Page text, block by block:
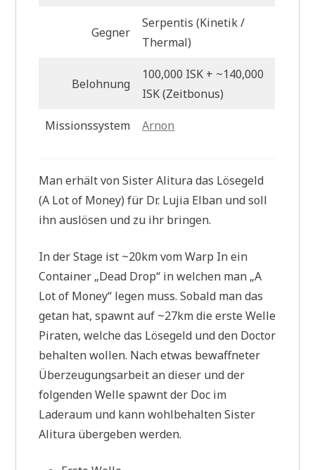
Gegner
Serpentis (Kinetik /
Thermal)
Belohnung
100,000 ISK + ~140,000
ISK (Zeitbonus)
Missionssystem Arnon
Man erhält von Sister Alitura das Lösegeld
(A Lot of Money) für Dr. Lujia Elban und soll
ihn auslösen und zu ihr bringen.
In der Stage ist ~20km vom Warp In ein
Container „Dead Drop“ in welchen man „A
Lot of Money“ legen muss. Sobald man das
getan hat, spawnt auf ~27km die erste Welle
Piraten, welche das Lösegeld und den Doctor
behalten wollen. Nach etwas bewaffneter
Überzeugungsarbeit an dieser und der
folgenden Welle spawnt der Doc im
Laderaum und kann wohlbehalten Sister
Alitura übergeben werden.